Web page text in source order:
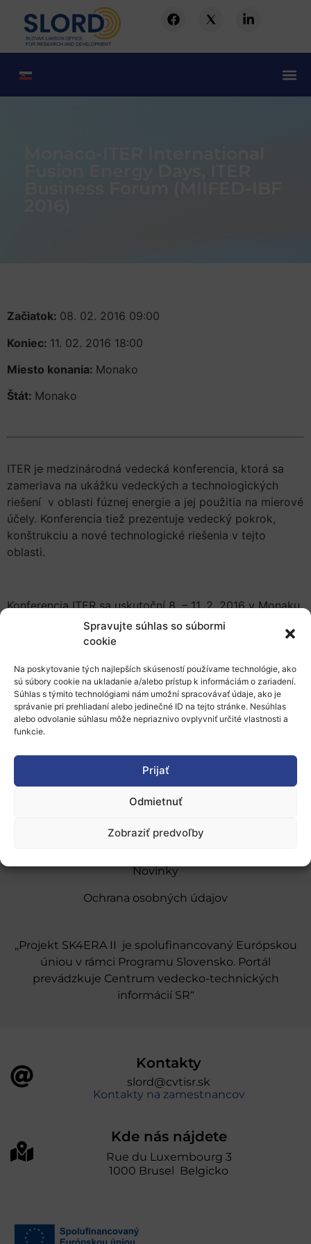
Spravujte súhlas so súbormi
cookie
Na poskytovanie tých najlepších skúseností používame technológie, ako
sú súbory cookie na ukladanie a/alebo prístup k informáciám o zariadení.
Súhlas s týmito technológiami nám umožní spracovávať údaje, ako je
správanie pri prehliadaní alebo jedinečné ID na tejto stránke. Nesúhlas
alebo odvolanie súhlasu môže nepriaznivo ovplyvniť určité vlastnosti a
funkcie.
Prijať
Odmietnuť
Zobraziť predvoľby
Začiatok: 08. 02. 2016 09:00
Koniec: 11. 02. 2016 18:00
Miesto konania: Monako
Štát: Monako
ITER je medzinárodná vedecká konferencia, ktorá sa
zameriava na ukážku vedeckých a technologických
riešení v oblasti fúznej energie a jej použitia na mierové
účely. Konferencia tiež prezentuje vedecký pokrok,
konštrukciu a nové technologické riešenia v tejto
oblasti.
Konferencia ITER sa uskutoční 8. – 11. 2. 2016 v Monaku.
Viac informácií o podujatí ITER nájdete tu
O nás
Novinky
Ochrana osobných údajov
„Projekt SK4ERA II je spolufinancovaný Európskou
úniou v rámci Programu Slovensko. Portál
prevádzkuje Centrum vedecko-technických
informácií SR“
Kontakty
slord@cvtisr.sk
Kontakty na zamestnancov
Kde nás nájdete
Rue du Luxembourg 3
1000 Brusel Belgicko